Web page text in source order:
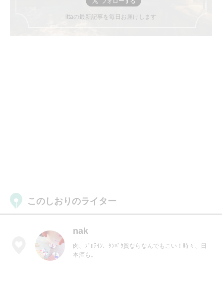
ittaの最新記事を毎日お届けします
このしおりのライター
nak
肉、ﾌﾟﾛﾃｲﾝ、ﾀﾝﾊﾟｸ質ならなんでもこい！時々、日
本酒も。